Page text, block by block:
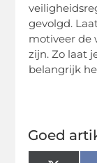
gevolgd.
motiveer de
zijn. Zo laat
belangrijk
Goed